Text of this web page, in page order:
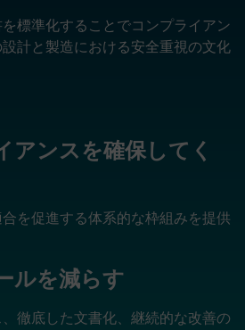
標準化することでコンプライアン
計と製造における安全重視の文化
アンスを確保してく
を促進する体系的な枠組みを提供
ルを減らす
徹底した文書化、継続的な改善の